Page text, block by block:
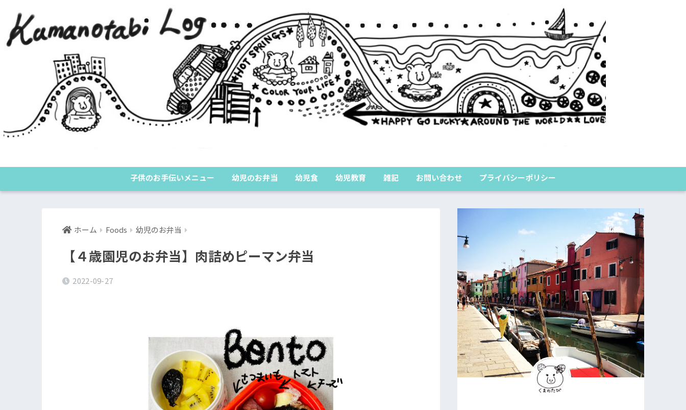
くまのたびロ
子供のお手伝いメニュー 幼児のお弁当 幼児食 幼児教育 雑記 お問い合わせ プライバシーポリシー
ホーム Foods 幼児のお弁当
【４歳園児のお弁当】肉詰めピーマン弁当
2022-09-27